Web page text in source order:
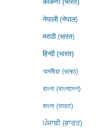
नेपाली (नेपाल)
मराठी (भारत)
हिन्दी (भारत)
অসমীয়া (ভাৰত)
বাংলা (বাংলাদেশ)
বাংলা (ভারত)
ਪੰਜਾਬੀ (ਭਾਰਤ)